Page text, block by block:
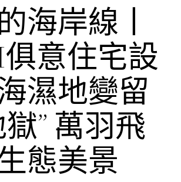
海岸線丨
意住宅設
濕地變留
” 萬羽飛
態美景